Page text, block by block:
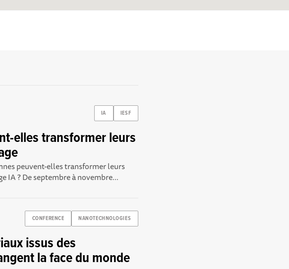
IA IESF
elles transformer leurs
peuvent-elles transformer leurs
IA ? De septembre à novembre...
CONFERENCE NANOTECHNOLOGIES
issus des
la face du monde